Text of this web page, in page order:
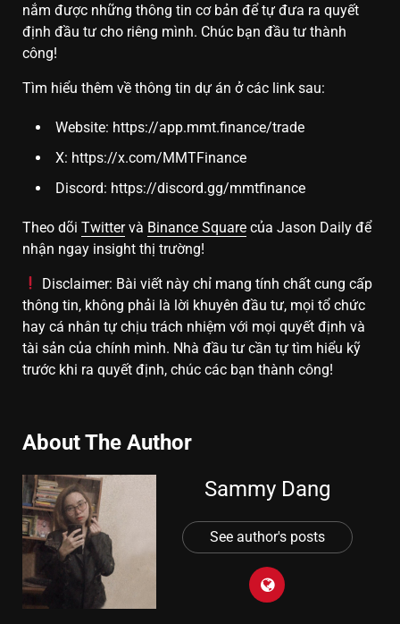
nắm được những thông tin cơ bản để tự đưa ra quyết
định đầu tư cho riêng mình. Chúc bạn đầu tư thành
công!
Tìm hiểu thêm về thông tin dự án ở các link sau:
Website: https://app.mmt.finance/trade
X: https://x.com/MMTFinance
Discord: https://discord.gg/mmtfinance
Theo dõi Twittervà Binance Square của Jason Daily để
nhận ngay insight thị trường!
Disclaimer: Bài viết này chỉ mang tính chất cung cấp
thông tin, không phải là lời khuyên đầu tư, mọi tổ chức
hay cá nhân tự chịu trách nhiệm với mọi quyết định và
tài sản của chính mình. Nhà đầu tư cần tự tìm hiểu kỹ
trước khi ra quyết định, chúc các bạn thành công!
About The Author
Sammy Dang
See author's posts